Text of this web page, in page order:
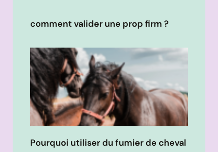
comment valider une prop firm ?
Pourquoi utiliser du fumier de cheval